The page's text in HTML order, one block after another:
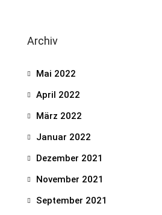
Archiv
Mai 2022
April 2022
März 2022
Januar 2022
Dezember 2021
November 2021
September 2021